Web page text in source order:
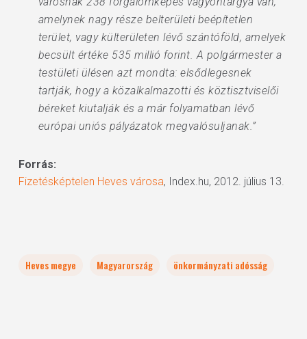
amelynek nagy része belterületi beépítetlen
terület, vagy külterületen lévő szántóföld, amelyek
becsült értéke 535 millió forint. A polgármester a
testületi ülésen azt mondta: elsődlegesnek
tartják, hogy a közalkalmazotti és köztisztviselői
béreket kiutalják és a már folyamatban lévő
európai uniós pályázatok megvalósuljanak.”
Forrás:
Fizetésképtelen Heves városa, Index.hu, 2012. július 13.
Heves megye Magyarország önkormányzati adósság